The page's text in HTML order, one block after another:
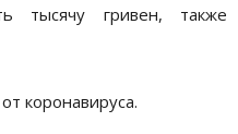
тысячу гривен, также
коронавируса.